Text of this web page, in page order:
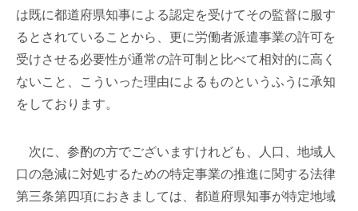
は既に都道府県知事による認定を受けてその監督に服す
るとされていることから、更に労働者派遣事業の許可を
受けさせる必要性が通常の許可制と比べて相対的に高く
ないこと、こういった理由によるものというふうに承知
をしております。
次に、参酌の方でございますけれども、人口、地域人
口の急減に対処するための特定事業の推進に関する法律
第三条第四項におきましては、都道府県知事が特定地域